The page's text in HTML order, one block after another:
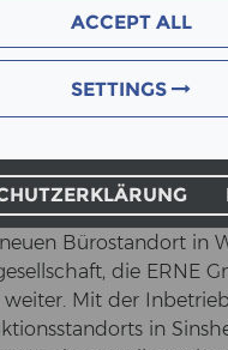
ACCEPT ALL
SETTINGS
Bü­ro­stand­ort in
die ERNE
wei­ter. Mit der
in